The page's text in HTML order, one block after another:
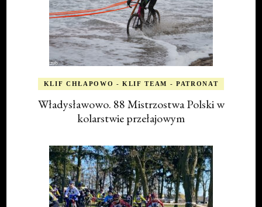
KLIF CHŁAPOWO - KLIF TEAM - PATRONAT
Władysławowo. 88 Mistrzostwa Polski w
kolarstwie przełajowym